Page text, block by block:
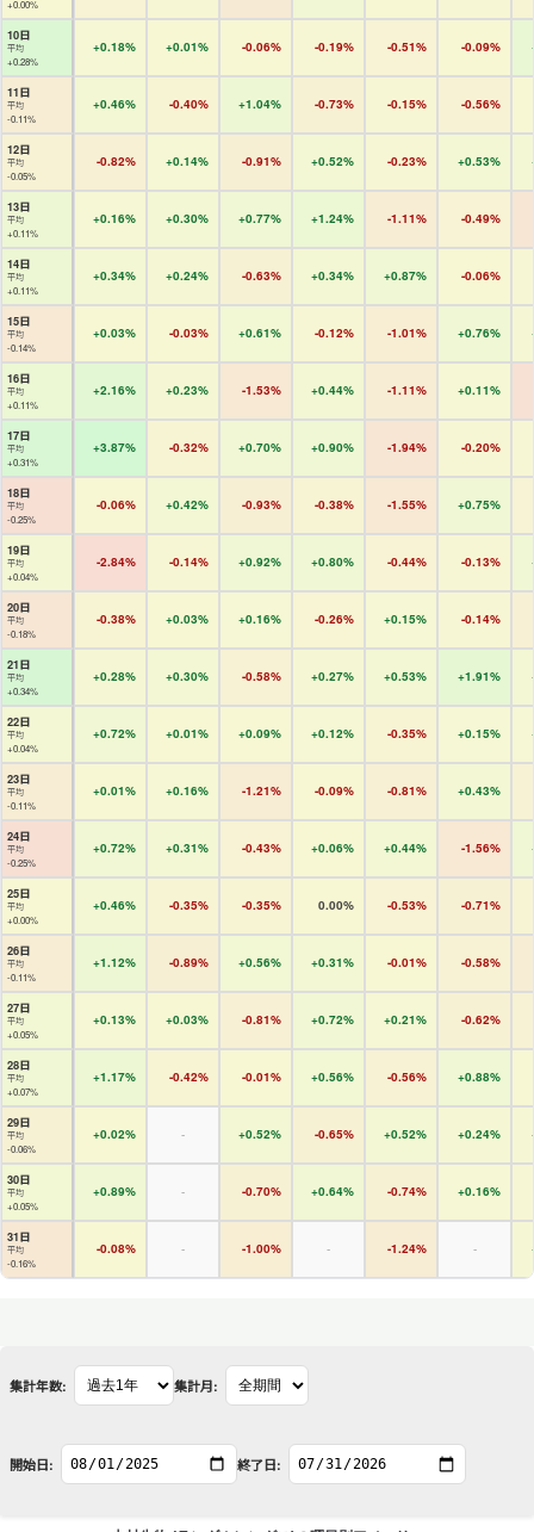
+0.00%
10日
平均
+0.28%
+0.18% +0.01% -0.06% -0.19% -0.51% -0.09%
11日
平均
-0.11%
+0.46% -0.40% +1.04% -0.73% -0.15% -0.56%
12日
平均
-0.05%
-0.82% +0.14% -0.91% +0.52% -0.23% +0.53%
13日
平均
+0.11%
+0.16% +0.30% +0.77% +1.24% -1.11% -0.49%
14日
平均
+0.11%
+0.34% +0.24% -0.63% +0.34% +0.87% -0.06%
15日
平均
-0.14%
+0.03% -0.03% +0.61% -0.12% -1.01% +0.76%
16日
平均
+0.11%
+2.16% +0.23% -1.53% +0.44% -1.11% +0.11%
17日
平均
+0.31%
+3.87% -0.32% +0.70% +0.90% -1.94% -0.20%
18日
平均
-0.25%
-0.06% +0.42% -0.93% -0.38% -1.55% +0.75%
19日
平均
+0.04%
-2.84% -0.14% +0.92% +0.80% -0.44% -0.13%
20日
平均
-0.18%
-0.38% +0.03% +0.16% -0.26% +0.15% -0.14%
21日
平均
+0.34%
+0.28% +0.30% -0.58% +0.27% +0.53% +1.91%
22日
平均
+0.04%
+0.72% +0.01% +0.09% +0.12% -0.35% +0.15%
23日
平均
-0.11%
+0.01% +0.16% -1.21% -0.09% -0.81% +0.43%
24日
平均
-0.25%
+0.72% +0.31% -0.43% +0.06% +0.44% -1.56%
25日
平均
+0.00%
+0.46% -0.35% -0.35% 0.00% -0.53% -0.71%
26日
平均
-0.11%
+1.12% -0.89% +0.56% +0.31% -0.01% -0.58%
27日
平均
+0.05%
+0.13% +0.03% -0.81% +0.72% +0.21% -0.62%
28日
平均
+0.07%
+1.17% -0.42% -0.01% +0.56% -0.56% +0.88%
29日
平均
-0.06%
+0.02% - +0.52% -0.65% +0.52% +0.24%
30日
平均
+0.05%
+0.89% - -0.70% +0.64% -0.74% +0.16%
31日
平均
-0.16%
-0.08% - -1.00% - -1.24% -
集計年数: 集計月:
開始日: 終了日: